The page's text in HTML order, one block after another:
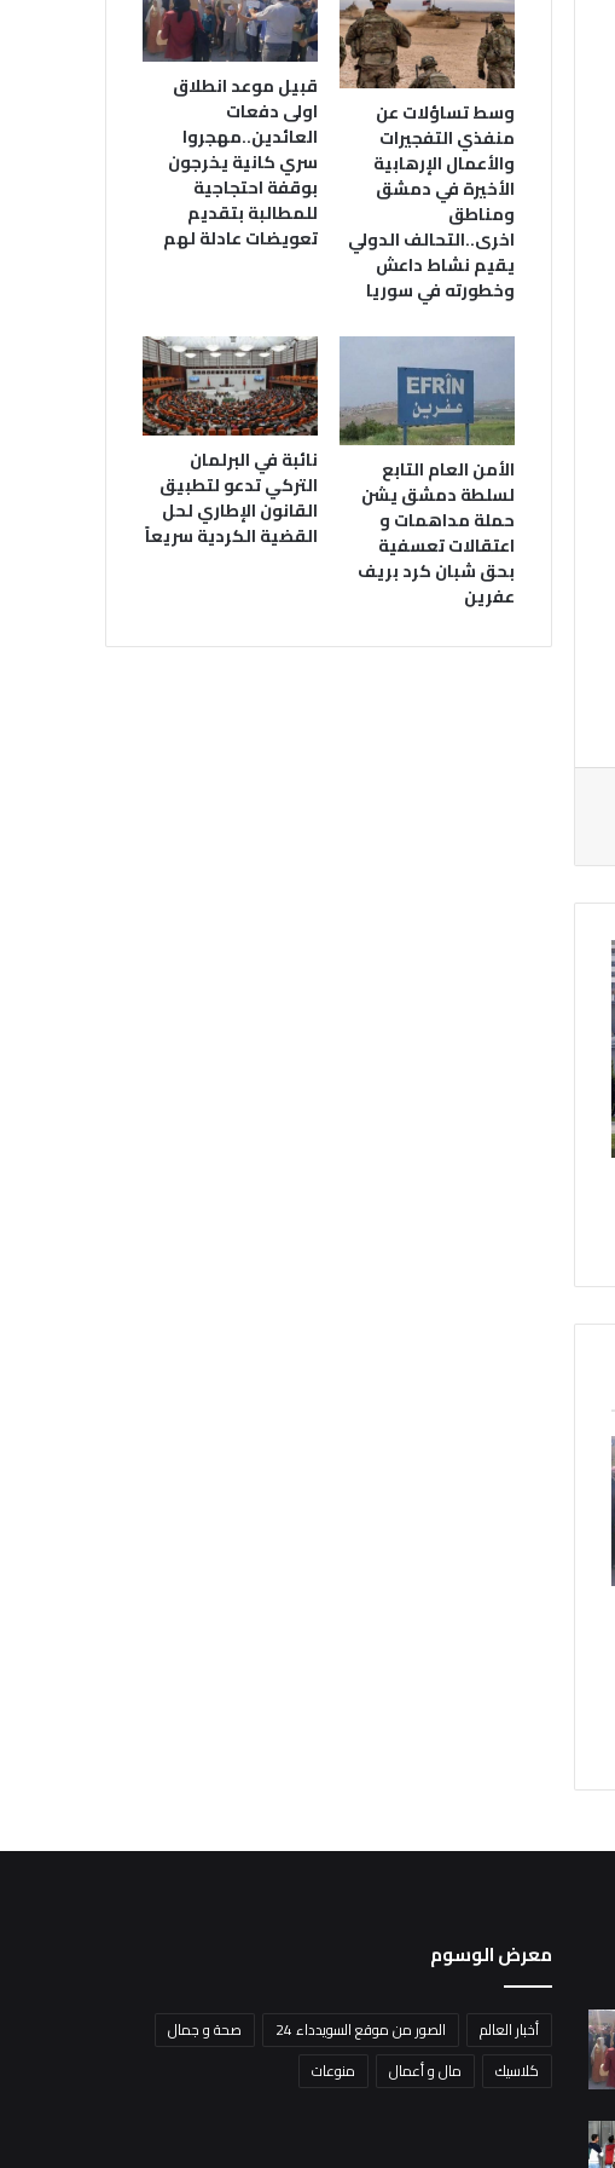
وسط تساؤلات عن
منفذي التفجيرات
والأعمال الإرهابية
الأخيرة في دمشق
ومناطق
اخرى..التحالف الدولي
يقيم نشاط داعش
وخطورته في سوريا
قبيل موعد انطلاق
اولى دفعات
العائدين..مهجروا
سري كانية يخرجون
بوقفة احتجاجية
للمطالبة بتقديم
تعويضات عادلة لهم
الأمن العام التابع
لسلطة دمشق يشن
حملة مداهمات و
اعتقالات تعسفية
بحق شبان كرد بريف
عفرين
نائبة في البرلمان
التركي تدعو لتطبيق
القانون الإطاري لحل
القضية الكردية سريعاً
معرض الوسوم
أخبار العالم الصور من موقع السويدداء 24
صحة و جمال
كلاسيك
مال و أعمال منوعات